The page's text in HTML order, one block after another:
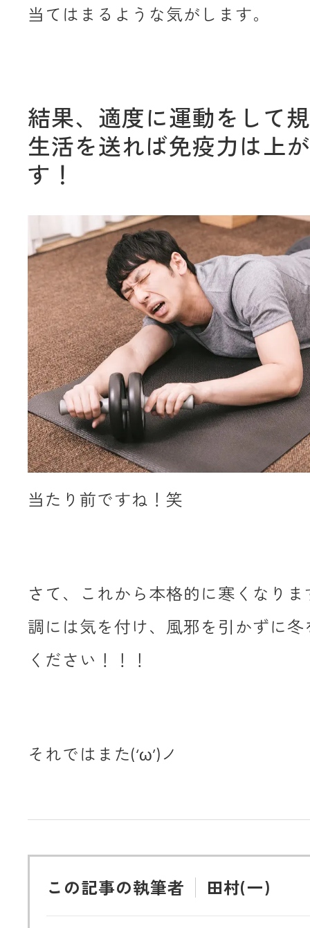
当てはまるような気がします。
結果、適度に運動をして
生活を送れば免疫力は上
す！
当たり前ですね！笑
さて、これから本格的に寒くなり
調には気を付け、風邪を引かずに
ください！！！
それではまた(‘ω’)ノ
この記事の執筆者 田村(一)